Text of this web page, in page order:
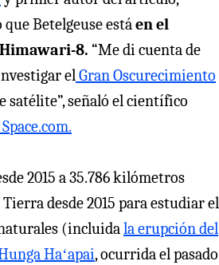
Betelgeuse estáen el
8. “Me di cuenta de
elGran Oscurecimiento
satélite”, señaló el científico
2015 a 35.786 kilómetros
desde 2015 para estudiar el
(incluidala erupción del
Haʻapai, ocurrida el pasado